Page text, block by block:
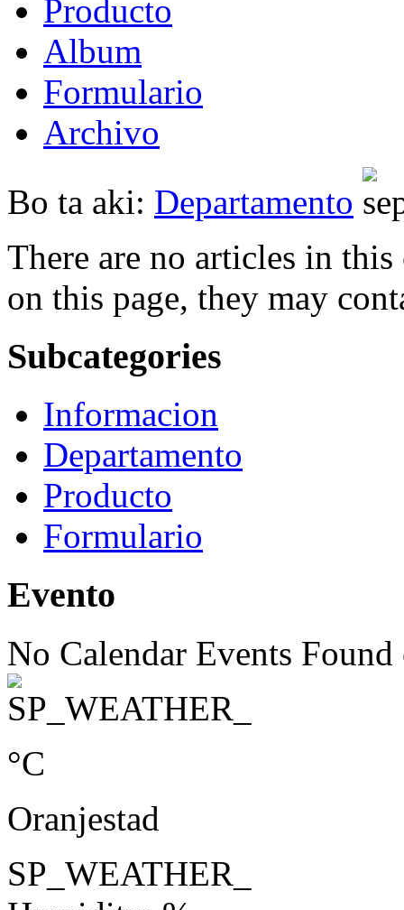
Producto
Album
Formulario
Archivo
Bo ta aki: Departamento
There are no articles in
on this page, they may
Subcategories
Informacion
Departamento
Producto
Formulario
Evento
No Calendar Events
°C
Oranjestad
SP_WEATHER_